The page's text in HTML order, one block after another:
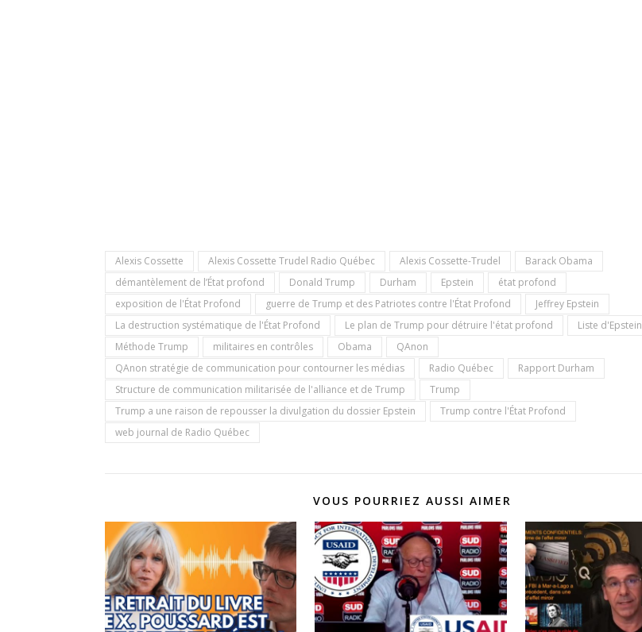
Alexis Cossette Alexis Cossette Trudel Radio Québec Alexis Cossette-Trudel
Barack Obama
démantèlement de l’État profond
Donald Trump Durham Epstein
état profond
exposition de l'État Profond
guerre de Trump et des Patriotes contre l'État Profond
Jeffrey Epstein
La destruction systématique de l'État Profond
Le plan de Trump pour détruire l'état profond Liste d'Epstein
Méthode Trump
militaires en contrôles Obama
QAnon
QAnon stratégie de communication pour contourner les médias
Radio Québec
Rapport Durham
Structure de communication militarisée de l'alliance et de Trump
Trump
Trump a une raison de repousser la divulgation du dossier Epstein
Trump contre l'État Profond
web journal de Radio Québec
VOUS POURRIEZ AUSSI AIMER